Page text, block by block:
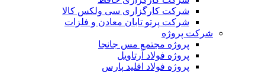
شرکت کارگزاری سی ولکس کالا
شرکت پرتو تابان معادن و فلزات
شرکت پروژه
پروژه مجتمع مس جانجا
پروژه فولاد آرتاویل
پروژه فولاد اقلید پارس